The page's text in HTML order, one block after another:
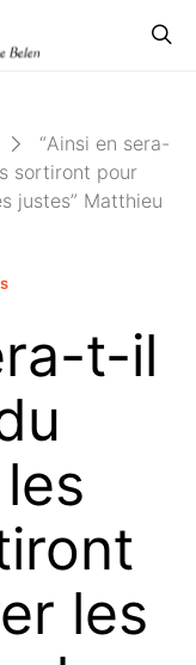
“Ainsi en sera-
sortiront pour
justes” Matthieu
t-il
les